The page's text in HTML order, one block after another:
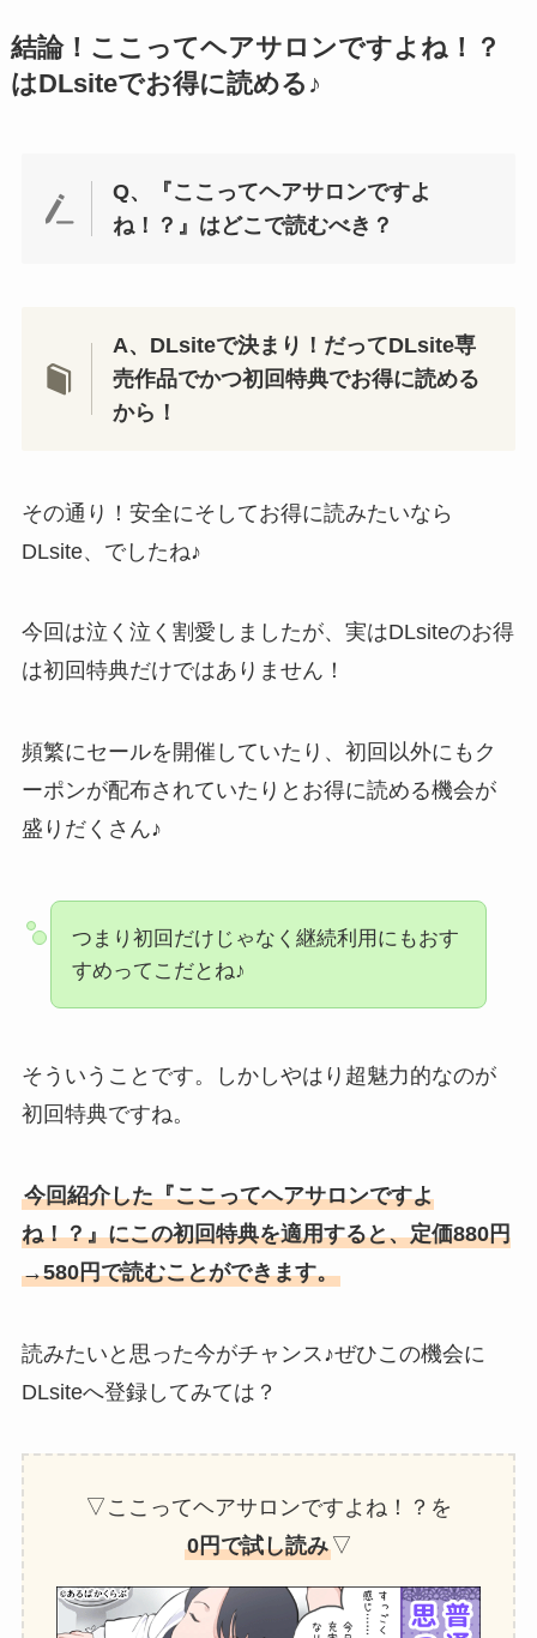
結論！ここってヘアサロンですよね！？
はDLsiteでお得に読める♪
Q、『ここってヘアサロンですよ
ね！？』はどこで読むべき？
A、DLsiteで決まり！だってDLsite専
売作品でかつ初回特典でお得に読める
から！
その通り！安全にそしてお得に読みたいなら
DLsite、でしたね♪
今回は泣く泣く割愛しましたが、実はDLsiteのお得
は初回特典だけではありません！
頻繁にセールを開催していたり、初回以外にもク
ーポンが配布されていたりとお得に読める機会が
盛りだくさん♪
つまり初回だけじゃなく継続利用にもおす
すめってこだとね♪
そういうことです。しかしやはり超魅力的なのが
初回特典ですね。
今回紹介した『ここってヘアサロンですよ
ね！？』にこの初回特典を適用すると、定価880円
→580円で読むことができます。
読みたいと思った今がチャンス♪ぜひこの機会に
DLsiteへ登録してみては？
▽ここってヘアサロンですよね！？を
0円で試し読み ▽